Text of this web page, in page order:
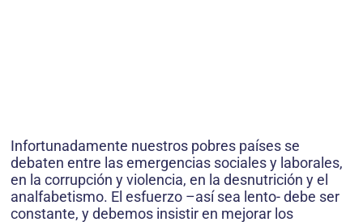
Infortunadamente nuestros pobres países se
debaten entre las emergencias sociales y laborales,
en la corrupción y violencia, en la desnutrición y el
analfabetismo. El esfuerzo –así sea lento- debe ser
constante, y debemos insistir en mejorar los